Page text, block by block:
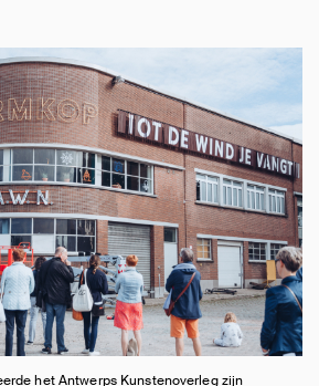
het Antwerps Kunstenoverleg zijn